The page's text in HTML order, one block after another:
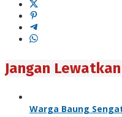
Jangan Lewatkan
Warga Baung